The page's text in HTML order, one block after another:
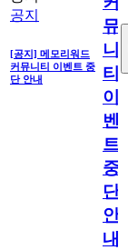
공지
[공지] 메모리워드
커뮤니티 이벤트 중
단 안내
뮤
니
티
이
벤
트
중
단
안
내